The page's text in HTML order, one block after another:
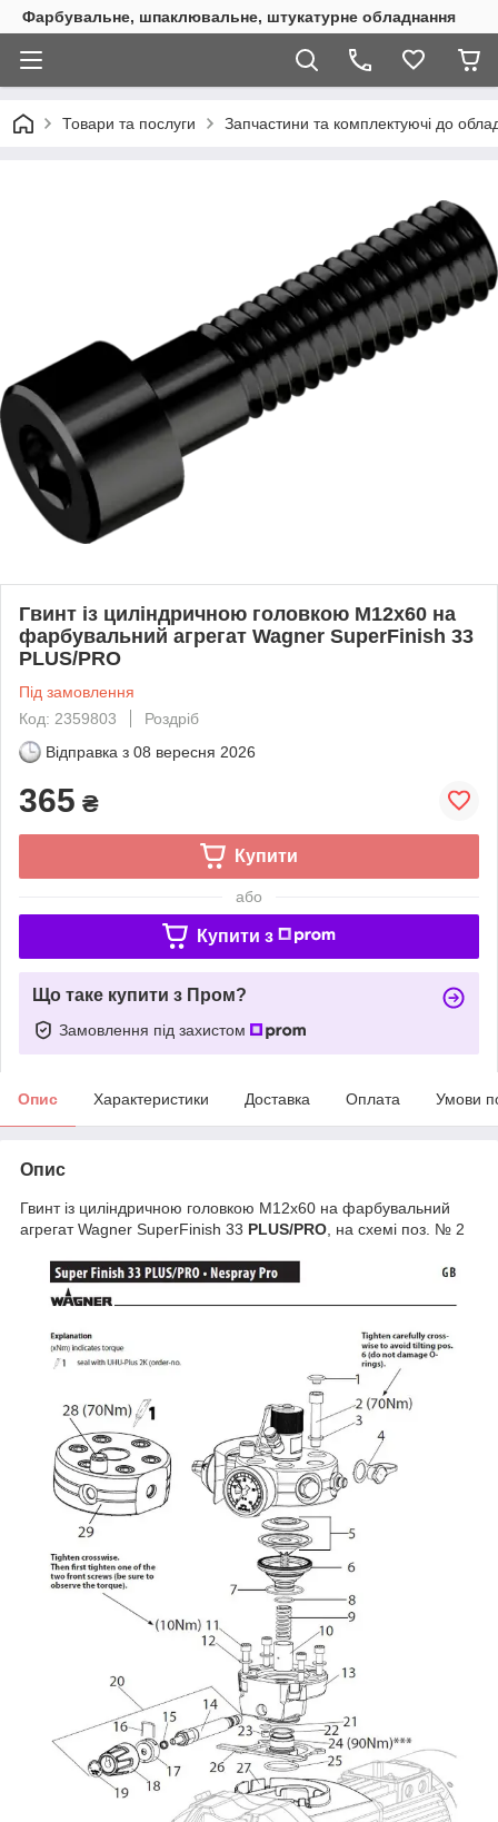
Фарбувальне, шпаклювальне, штукатурне обладнання
Товари та послуги Запчастини та комплектуючі до
Гвинт із циліндричною головкою M12x60 на
фарбувальний агрегат Wagner SuperFinish 33
PLUS/PRO
Під замовлення
Код: 2359803
Роздріб
Відправка з 08 вересня 2026
365 ₴
Купити
або
Купити з
Що таке купити з Пром?
Замовлення під захистом
Опис Характеристики Доставка Оплата Умови
Опис
Гвинт із циліндричною головкою M12x60 на фарбувальний
агрегат Wagner SuperFinish 33 PLUS/PRO , на схемі поз. № 2